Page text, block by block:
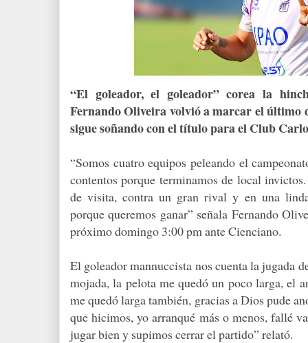
“El goleador, el goleador” corea la
Fernando Oliveira volvió a marcar el último
sigue soñando con el título para el Club
“Somos cuatro equipos peleando el
contentos porque terminamos de local
de visita, contra un gran rival y en una
porque queremos ganar” señala Fernando
próximo domingo 3:00 pm ante Cienciano.
El goleador mannuccista nos cuenta la jugada
mojada, la pelota me quedó un poco larga, el
me quedó larga también, gracias a Dios pude
que hicimos, yo arranqué más o menos, fallé
jugar bien y supimos cerrar el partido” relató.